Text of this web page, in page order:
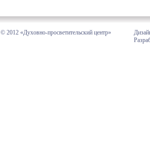
© 2012 «Духовно-просветительский центр»